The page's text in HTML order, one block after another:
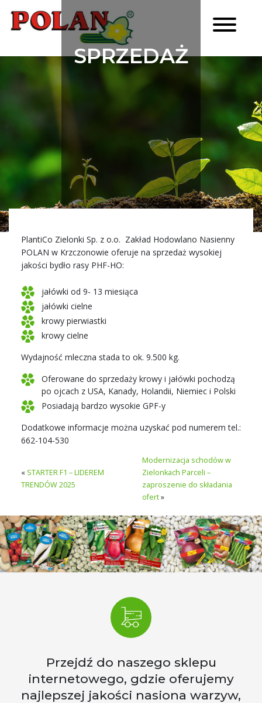
SPRZEDAŻ
BYDŁA
PlantiCo Zielonki Sp. z o.o. Zakład Hodowlano Nasienny
POLAN w Krzczonowie oferuje na sprzedaż wysokiej
jakości bydło rasy PHF-HO:
jałówki od 9- 13 miesiąca
jałówki cielne
krowy pierwiastki
krowy cielne
Wydajność mleczna stada to ok. 9.500 kg.
Oferowane do sprzedaży krowy i jałówki pochodzą
po ojcach z USA, Kanady, Holandii, Niemiec i Polski
Posiadają bardzo wysokie GPF-y
Dodatkowe informacje można uzyskać pod numerem tel.:
662-104-530
« STARTER F1 – LIDEREM
TRENDÓW 2025
Modernizacja schodów w
Zielonkach Parceli –
zaproszenie do składania
ofert»
Przejdź do naszego sklepu
internetowego, gdzie oferujemy
najlepszej jakości nasiona warzyw,